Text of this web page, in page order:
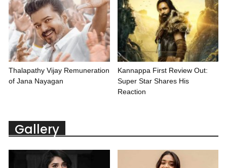
Thalapathy Vijay Remuneration
of Jana Nayagan
Kannappa First Review Out:
Super Star Shares His
Reaction
Gallery